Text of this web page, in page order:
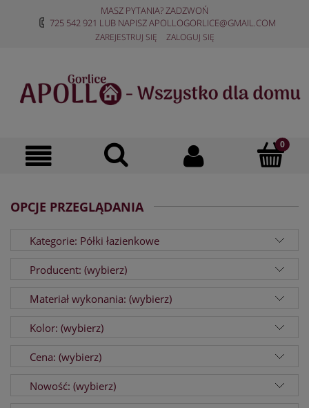
MASZ PYTANIA? ZADZWOŃ
725 542 921 LUB NAPISZAPOLLOGORLICE@GMAIL.COM
ZAREJESTRUJ SIĘ ZALOGUJ SIĘ
OPCJE PRZEGLĄDANIA
Kategorie: Półki łazienkowe
Producent: (wybierz)
Materiał wykonania: (wybierz)
Kolor: (wybierz)
Cena: (wybierz)
Nowość: (wybierz)